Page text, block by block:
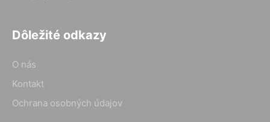
Dôležité odkazy
O nás
Kontakt
Ochrana osobných údajov